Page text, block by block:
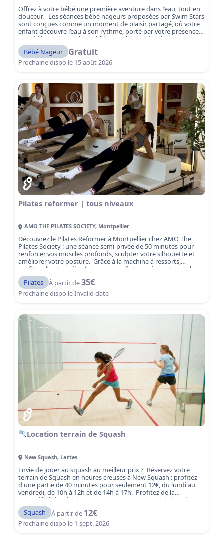
Offrez à votre bébé une première aventure dans l’eau, tout en
douceur. Les séances bébé nageurs proposées par Swim Stars
sont conçues comme un moment de plaisir partagé, où votre
enfant découvre l’eau à son rythme, porté par votre présence
et guidé par un coach qualifié. La présence des deux parents
dans le bassin est encouragée pour accompagner le bébé et
vivre ensemble ce moment de complicité. Entouré d’un cadre
sûr et chaleureux, votre bébé découvre l’eau avec joie,
développe sa confiance et prend ses premiers repères
séance est un temps de complicité, de jeux et de découvertes,
favorisant la confiance et le bien-être dès le plus jeune âge.
Une expérience unique à vivre avec votre enfant… et un
premier pas essentiel vers l’amour de l’eau.
Bébé Nageur Gratuit
Prochaine dispo le 15 août 2026
Pilates reformer | tous niveaux
AMO THE PILATES SOCIETY, Montpellier
Découvrez le Pilates Reformer à Montpellier chez AMO The
Pilates Society : une séance semi-privée de 50 minutes pour
renforcer vos muscles profonds, sculpter votre silhouette et
améliorer votre posture. Grâce à la machine à ressorts,
profitez d’un travail précis, progressif et sans impact pour les
articulations. Idéal pour débuter ou progresser efficacement
séance après séance. Réservez dès maintenant avec le code
MYSPORTSESSION10.
Pilates À partir de35€
Prochaine dispo leInvalid date
Location terrain de Squash
New Squash, Lattes
Envie de jouer au squash au meilleur prix ? Réservez votre
terrain de Squash en heures creuses à New Squash : profitez
d'une partie de 40 minutes pour seulement 12€, du lundi au
vendredi, de 10h à 12h et de 14h à 17h. Profitez de la
tranquillité des des heures creuses au New Squash, l'un des
clubs le plus dynamiques de la région montpelliéraine. New
Squash vous accueille dans un cadre agréable avec 6 terrains
de squash de qualité, adapté aussi bien aux joueurs loisirs
qu'aux compétiteurs.
Squash À partir de 12€
Prochaine dispo le 1 sept. 2026